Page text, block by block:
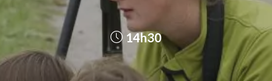
14h30